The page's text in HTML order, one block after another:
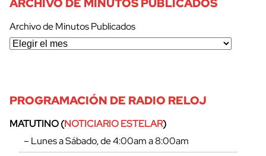
Archivo de Minutos Publicados
PROGRAMACIÓN DE RADIO RELOJ
MATUTINO (NOTICIARIO ESTELAR)
– Lunes a Sábado, de 4:00am a 8:00am